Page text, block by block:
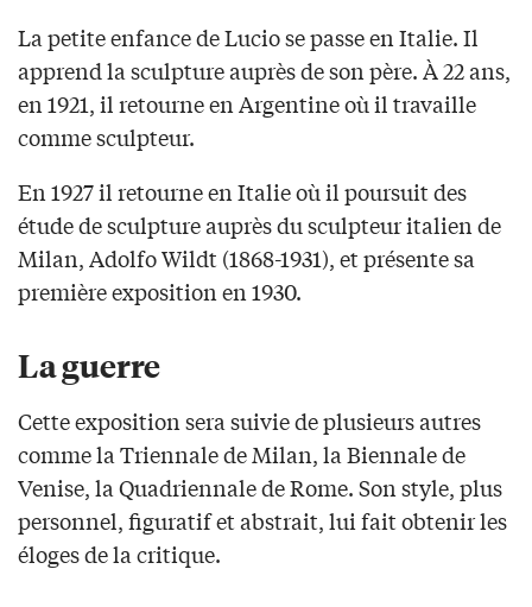
La petite enfance de Lucio se passe en Italie. Il
apprend la sculpture auprès de son père. À 22 ans,
en 1921, il retourne en Argentine où il travaille
comme sculpteur.
En 1927 il retourne en Italie où il poursuit des
étude de sculpture auprès du sculpteur italien de
Milan, Adolfo Wildt (1868-1931), et présente sa
première exposition en 1930.
La guerre
Cette exposition sera suivie de plusieurs autres
comme la Triennale de Milan, la Biennale de
Venise, la Quadriennale de Rome. Son style, plus
personnel, figuratif et abstrait, lui fait obtenir les
éloges de la critique.